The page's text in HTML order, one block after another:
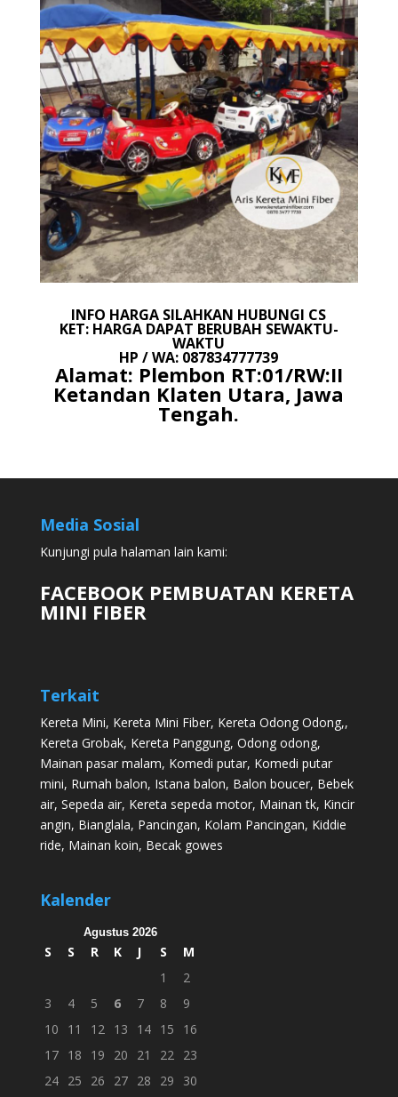
INFO HARGA SILAHKAN HUBUNGI CS
KET: HARGA DAPAT BERUBAH SEWAKTU-
WAKTU
HP / WA: 087834777739
Alamat: Plembon RT:01/RW:II
Ketandan Klaten Utara, Jawa
Tengah.
Media Sosial
Kunjungi pula halaman lain kami:
FACEBOOK PEMBUATAN KERETA
MINI FIBER
Terkait
Kereta Mini, Kereta Mini Fiber, Kereta Odong Odong,,
Kereta Grobak, Kereta Panggung, Odong odong,
Mainan pasar malam, Komedi putar, Komedi putar
mini, Rumah balon, Istana balon, Balon boucer, Bebek
air, Sepeda air, Kereta sepeda motor, Mainan tk, Kincir
angin, Bianglala, Pancingan, Kolam Pancingan, Kiddie
ride, Mainan koin, Becak gowes
Kalender
Agustus 2026
S S R K J S
M
1
2
3
4 5 6 7 8
9
10
11 12 13 14 15
16
17 18 19 20 21 22 23
24 25 26 27 28 29 30